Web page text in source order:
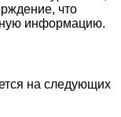
что
информацию.
на следующих